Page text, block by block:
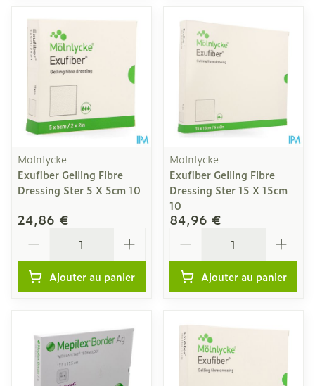
Molnlycke
Exufiber Gelling Fibre
Dressing Ster 5 X 5cm 10
24,86 €
Ajouter au panier
Molnlycke
Exufiber Gelling Fibre
Dressing Ster 15 X 15cm
10
84,96 €
Ajouter au panier